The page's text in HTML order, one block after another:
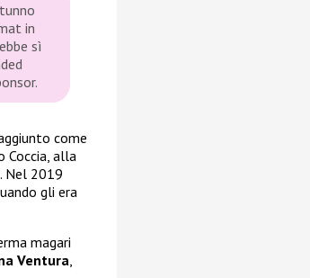
in
sì
come
Coccia, alla
. Nel 2019
gli era
magari
Ventura,